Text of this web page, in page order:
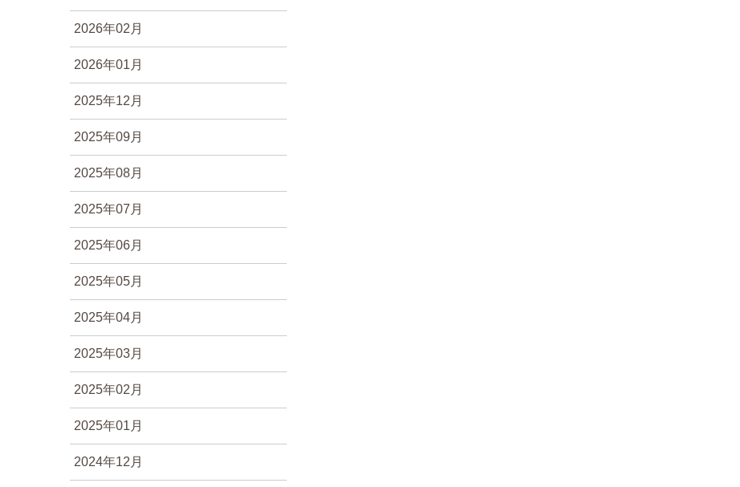
2026年02月
2026年01月
2025年12月
2025年09月
2025年08月
2025年07月
2025年06月
2025年05月
2025年04月
2025年03月
2025年02月
2025年01月
2024年12月